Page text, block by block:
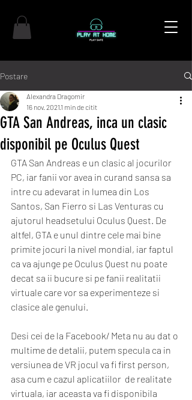
Postare
GTA San Andreas, inca un clasic
disponibil pe Oculus Quest
Alexandra Dragomir
16 nov. 2021 1 min de citit
GTA San Andreas e un clasic al jocurilor
PC, iar fanii vor avea in curand sansa sa
intre cu adevarat in lumea din Los
Santos, San Fierro si Las Venturas cu
ajutorul headsetului Oculus Quest. De
altfel, GTA e unul dintre cele mai bine
primite jocuri la nivel mondial, iar faptul
ca va ajunge pe Oculus Quest nu poate
decat sa ii bucure si pe fanii realitatii
virtuale care vor sa experimenteze si
clasice ale genului.
Desi cei de la Facebook/ Meta nu au dat o
multime de detalii, putem specula ca in
versiunea de VR jocul va fi first person,
asa cum e cazul aplicatiilor  de realitate
virtuala, iar aceasta va fi disponibila